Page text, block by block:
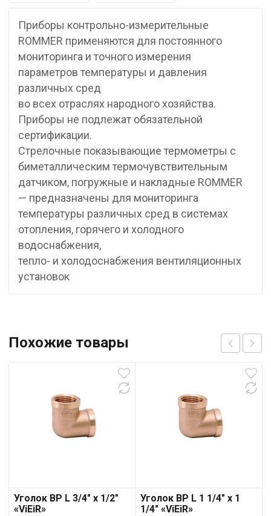
Приборы контрольно-измерительные
ROMMER применяются для постоянного
мониторинга и точного измерения
параметров температуры и давления
различных сред
во всех отраслях народного хозяйства.
Приборы не подлежат обязательной
сертификации.
Стрелочные показывающие термометры с
биметаллическим термочувствительным
датчиком, погружные и накладные ROMMER
— предназначены для мониторинга
температуры различных сред в системах
отопления, горячего и холодного
водоснабжения,
тепло- и холодоснабжения вентиляционных
установок
Похожие товары
Уголок ВР L 3/4″ х 1/2″
«ViEiR»
Уголок ВР L 1 1/4″ х 1
1/4″ «ViEiR»